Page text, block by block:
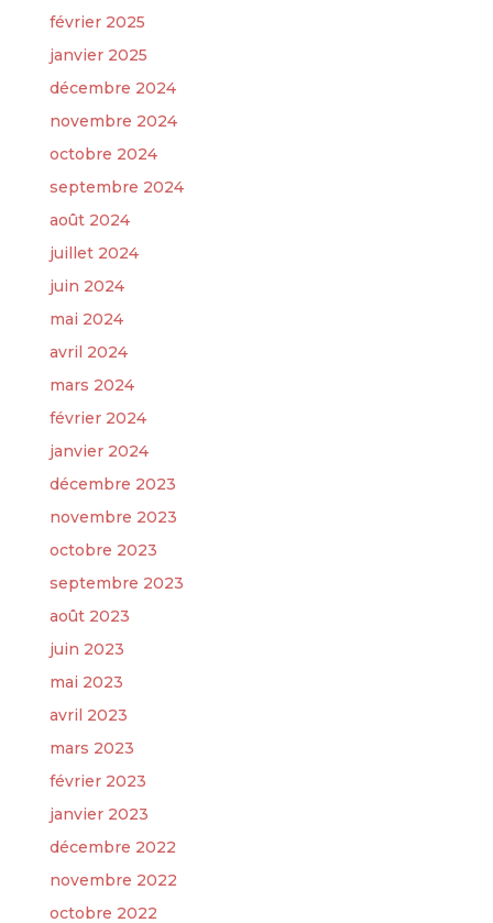
février 2025
janvier 2025
décembre 2024
novembre 2024
octobre 2024
septembre 2024
août 2024
juillet 2024
juin 2024
mai 2024
avril 2024
mars 2024
février 2024
janvier 2024
décembre 2023
novembre 2023
octobre 2023
septembre 2023
août 2023
juin 2023
mai 2023
avril 2023
mars 2023
février 2023
janvier 2023
décembre 2022
novembre 2022
octobre 2022